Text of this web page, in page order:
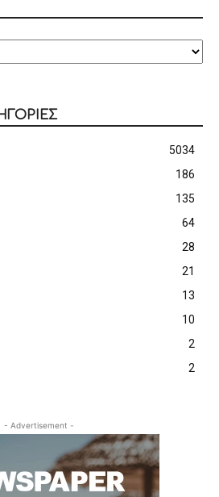
5034
186
135
64
28
21
13
10
2
2
- Advertisement -